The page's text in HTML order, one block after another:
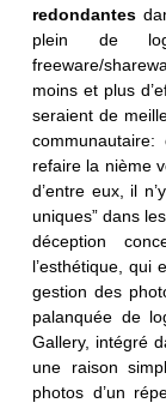
redondantes
plein de
freeware/
moins et plus
seraient de
refaire la nième
d’entre eux, il
uniques” dans
déception
l’esthétique, qui
gestion des
palanquée de
Gallery, intégré
une raison
photos d’un